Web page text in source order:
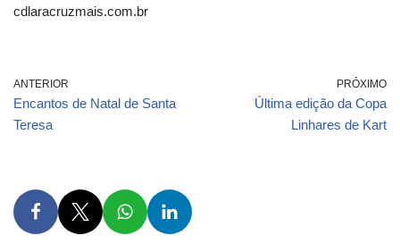
cdlaracruzmais.com.br
ANTERIOR
Encantos de Natal de Santa
Teresa
PRÓXIMO
Última edição da Copa
Linhares de Kart